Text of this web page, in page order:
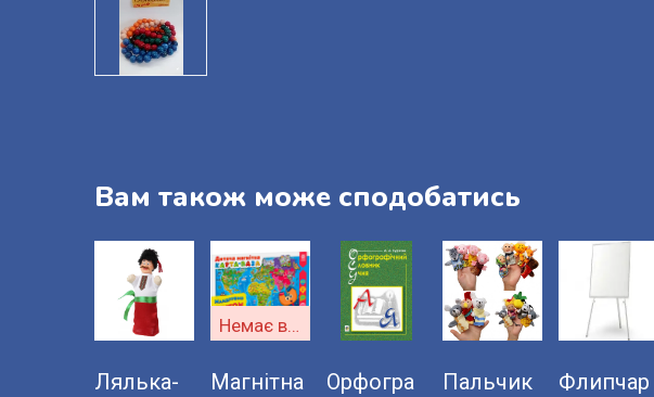
Вам також може сподобатись
Лялька-
Немає в наявності
Магнітна
Орфогра
Пальчик
Флипчар